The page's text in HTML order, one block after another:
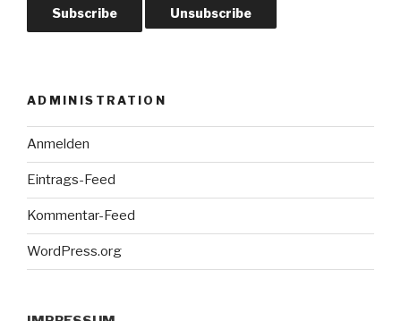
ADMINISTRATION
Anmelden
Eintrags-Feed
Kommentar-Feed
WordPress.org